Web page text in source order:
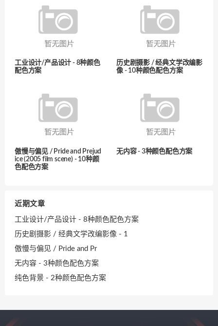
工业设计/产品设计 - 8种颜色
配色方案
历史剧摄影 / 经典文学改编影
像 - 10种颜色配色方案
傲慢与偏见 / Pride and Prejud
ice (2005 film scene) - 10种颜
色配色方案
无内容 - 3种颜色配色方案
近期文章
工业设计/产品设计 - 8种颜色配色方案
历史剧摄影 / 经典文学改编影像 - 1
傲慢与偏见 / Pride and Pr
无内容 - 3种颜色配色方案
纯色背景 - 2种颜色配色方案